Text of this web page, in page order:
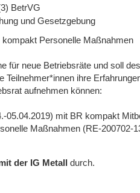
BetrVG
und Gesetzgebung
Personelle Maßnahmen
für neue Betriebsräte und soll
Teilnehmer*innen ihre
aufnehmen können:
05.04.2019) mit BR kompakt
Maßnahmen (RE-200702-
der IG Metall durch.